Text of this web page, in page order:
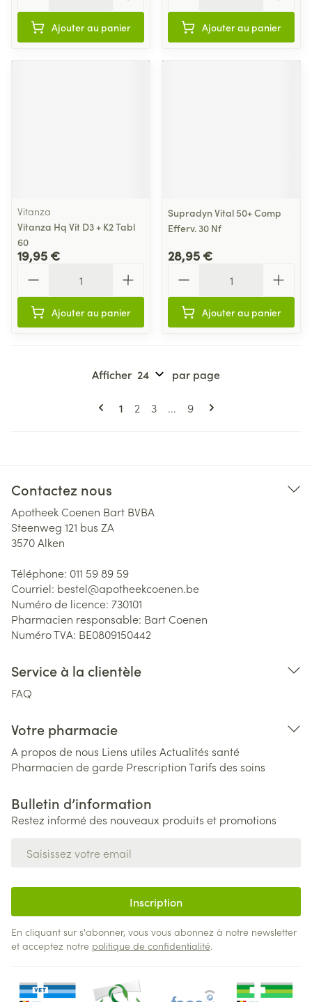
Ajouter au panier Ajouter au panier
Vitanza
Vitanza Hq Vit D3 + K2 Tabl
60
19,95 €
Ajouter au panier
Supradyn Vital 50+ Comp
Efferv. 30 Nf
28,95 €
Ajouter au panier
Pages
Vous lisez actuellement la page
1 Page
2 Page
3 ... Page
9
Afficher par page
Contactez nous
Apotheek Coenen Bart BVBA
Steenweg 121 bus ZA
3570Alken
Téléphone: 011 59 89 59
Courriel: bestel@apotheekcoenen.be
Numéro de licence: 730101
Pharmacien responsable: Bart Coenen
Numéro TVA: BE0809150442
Service à la clientèle
FAQ
Votre pharmacie
A propos de nous Liens utiles Actualités santé
Pharmacien de garde PrescriptionTarifs des soins
Bulletin d’information
Restez informé des nouveaux produits et promotions
Inscription
En cliquant sur s'abonner, vous vous abonnez à notre newsletter
et acceptez notre politique de confidentialité.